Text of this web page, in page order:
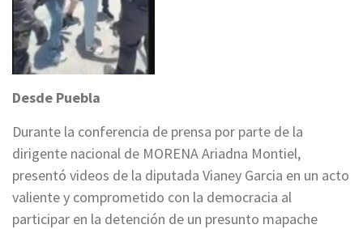
Desde Puebla
Durante la conferencia de prensa por parte de la
dirigente nacional de MORENA Ariadna Montiel,
presentó videos de la diputada Vianey Garcia en un acto
valiente y comprometido con la democracia al
participar en la detención de un presunto mapache